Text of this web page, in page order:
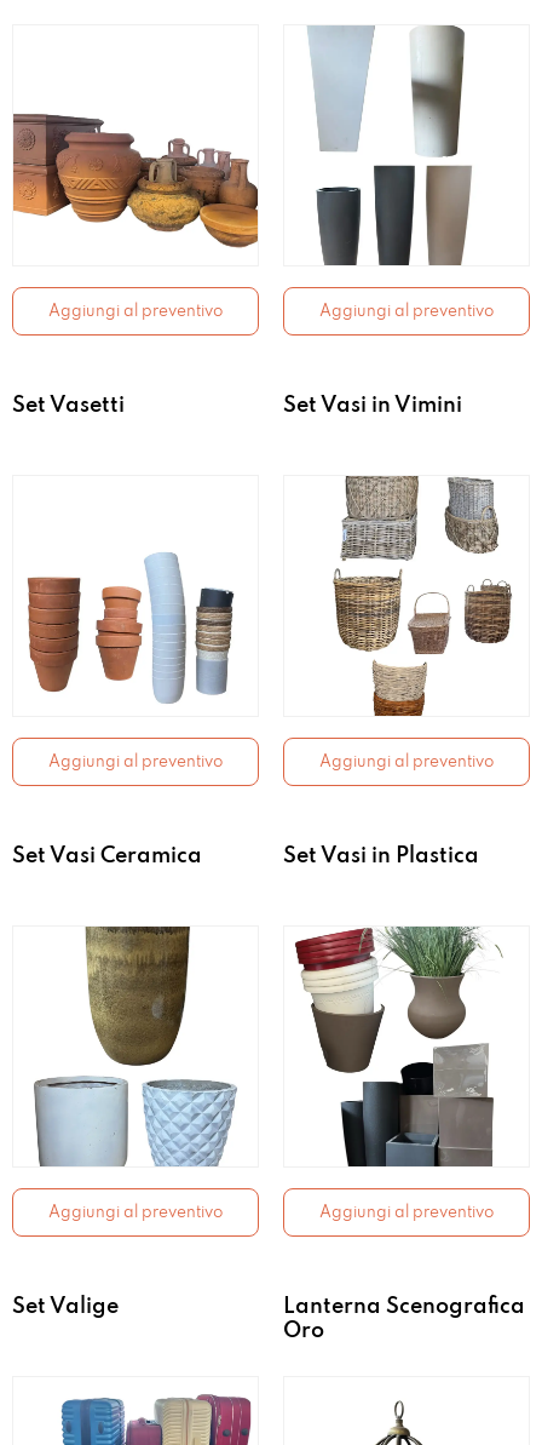
Aggiungi al preventivo Aggiungi al preventivo
Set Vasetti
Aggiungi al preventivo
Set Vasi in Vimini
Aggiungi al preventivo
Set Vasi Ceramica
Aggiungi al preventivo
Set Vasi in Plastica
Aggiungi al preventivo
Set Valige
Lanterna Scenografica
Oro